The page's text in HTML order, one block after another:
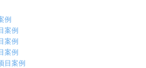
例
案例
案例
案例
目案例